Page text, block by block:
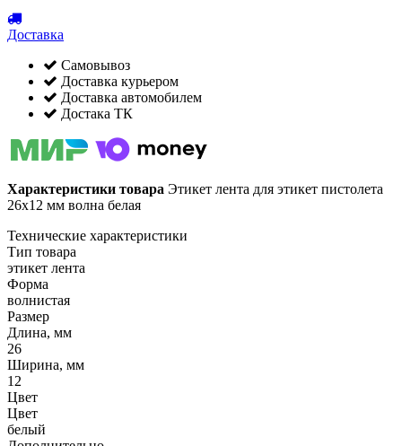
Доставка
Самовывоз
Доставка курьером
Доставка автомобилем
Достака ТК
Характеристики товара Этикет лента для этикет пистолета
26х12 мм волна белая
Технические характеристики
Тип товара
этикет лента
Форма
волнистая
Размер
Длина, мм
26
Ширина, мм
12
Цвет
Цвет
белый